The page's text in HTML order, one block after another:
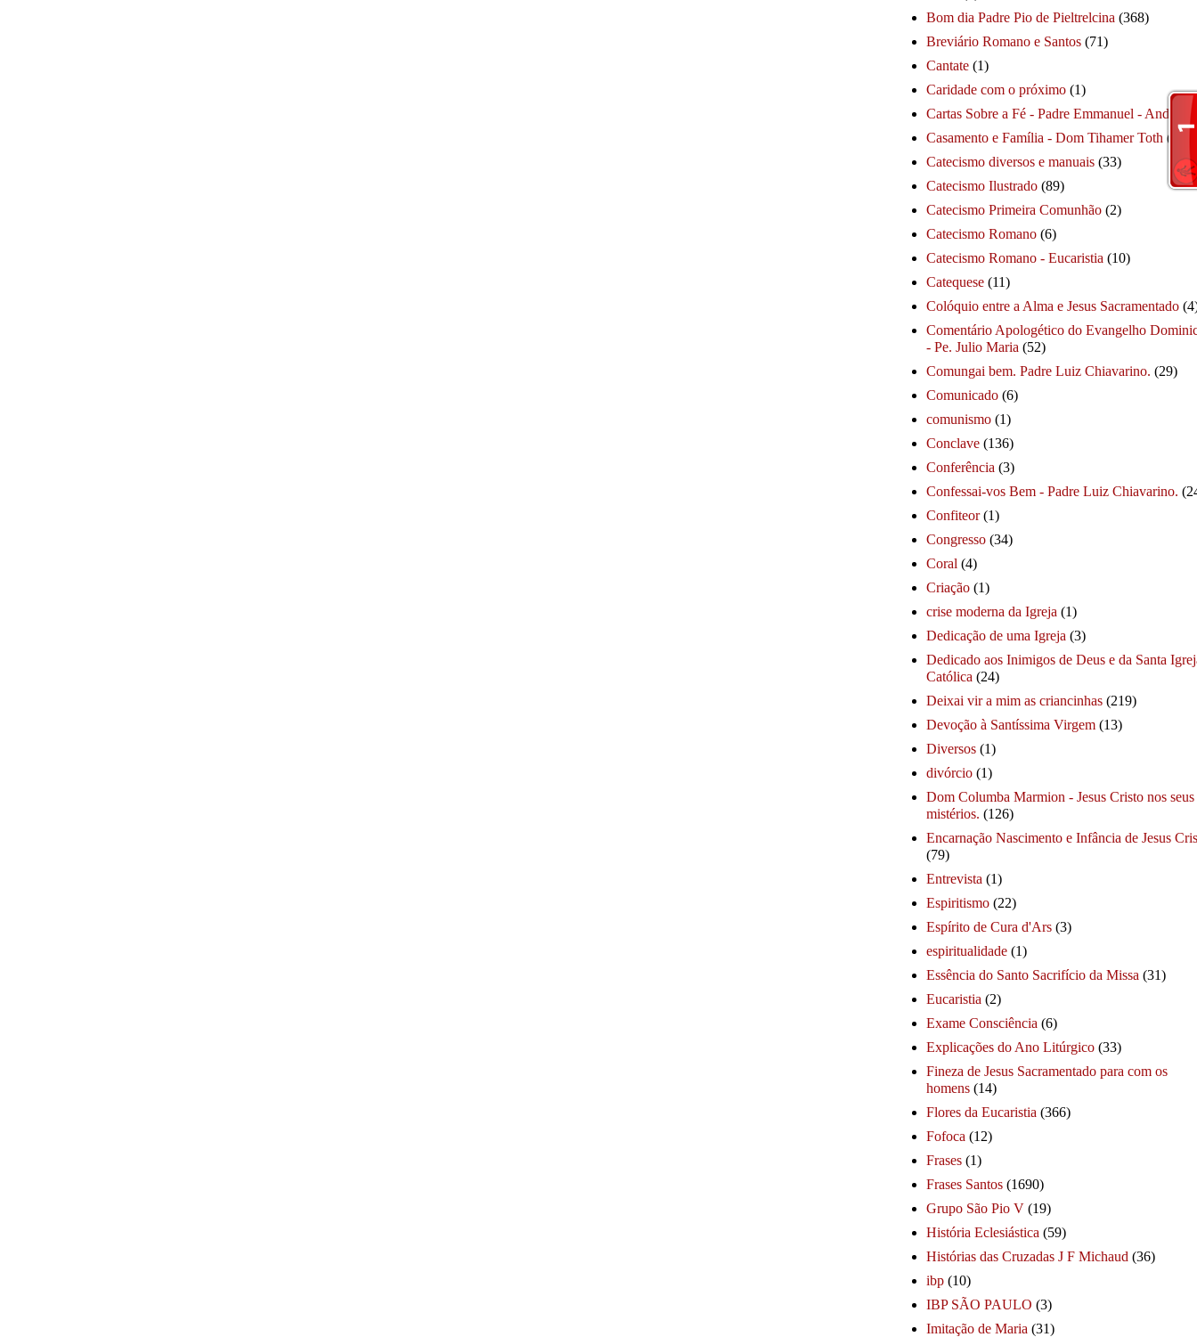
Bom dia Padre Pio de Pieltrelcina (368)
Breviário Romano e Santos (71)
Cantate (1)
Caridade com o próximo (1)
Cartas Sobre a Fé - Padre Emmanuel - André
Casamento e Família - Dom Tihamer Toth (115)
Catecismo diversos e manuais (33)
Catecismo Ilustrado (89)
Catecismo Primeira Comunhão (2)
Catecismo Romano (6)
Catecismo Romano - Eucaristia (10)
Catequese (11)
Colóquio entre a Alma e Jesus Sacramentado
Comentário Apologético do Evangelho
- Pe. Julio Maria (52)
Comungai bem. Padre Luiz Chiavarino. (29)
Comunicado (6)
comunismo (1)
Conclave (136)
Conferência (3)
Confessai-vos Bem - Padre Luiz Chiavarino.
Confiteor (1)
Congresso (34)
Coral (4)
Criação (1)
crise moderna da Igreja (1)
Dedicação de uma Igreja (3)
Dedicado aos Inimigos de Deus e da Santa
Católica (24)
Deixai vir a mim as criancinhas (219)
Devoção à Santíssima Virgem (13)
Diversos (1)
divórcio (1)
Dom Columba Marmion - Jesus Cristo nos seus
mistérios. (126)
Encarnação Nascimento e Infância de Jesus
(79)
Entrevista (1)
Espiritismo (22)
Espírito de Cura d'Ars (3)
espiritualidade (1)
Essência do Santo Sacrifício da Missa (31)
Eucaristia (2)
Exame Consciência (6)
Explicações do Ano Litúrgico (33)
Fineza de Jesus Sacramentado para com os
homens (14)
Flores da Eucaristia (366)
Fofoca (12)
Frases (1)
Frases Santos (1690)
Grupo São Pio V (19)
História Eclesiástica (59)
Histórias das Cruzadas J F Michaud (36)
ibp (10)
IBP SÃO PAULO (3)
Imitação de Maria (31)